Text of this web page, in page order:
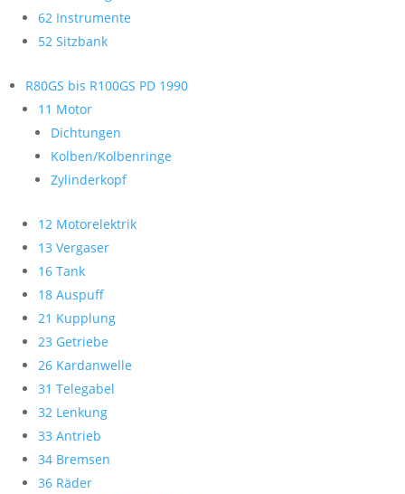
62 Instrumente
52 Sitzbank
R80GS bis R100GS PD 1990
11 Motor
Dichtungen
Kolben/Kolbenringe
Zylinderkopf
12 Motorelektrik
13 Vergaser
16 Tank
18 Auspuff
21 Kupplung
23 Getriebe
26 Kardanwelle
31 Telegabel
32 Lenkung
33 Antrieb
34 Bremsen
36 Räder